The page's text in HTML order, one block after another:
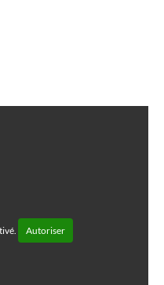
Autoriser